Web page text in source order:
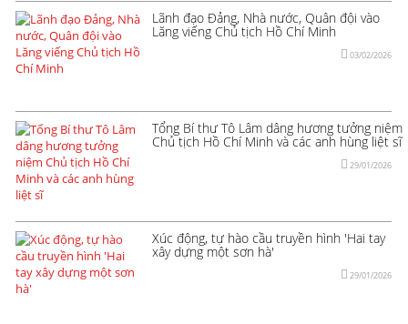
Lãnh đạo Đảng, Nhà nước, Quân đội vào
Lăng viếng Chủ tịch Hồ Chí Minh
03/02/2026
Tổng Bí thư Tô Lâm dâng hương tưởng niệm
Chủ tịch Hồ Chí Minh và các anh hùng liệt sĩ
29/01/2026
Xúc động, tự hào cầu truyền hình 'Hai tay
xây dựng một sơn hà'
29/01/2026